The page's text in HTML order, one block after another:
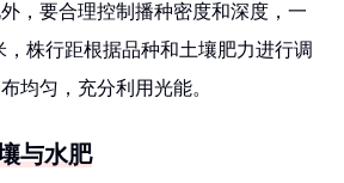
，要合理控制播种密度和深度，一
，株行距根据品种和土壤肥力进行调
均匀，充分利用光能。
与水肥